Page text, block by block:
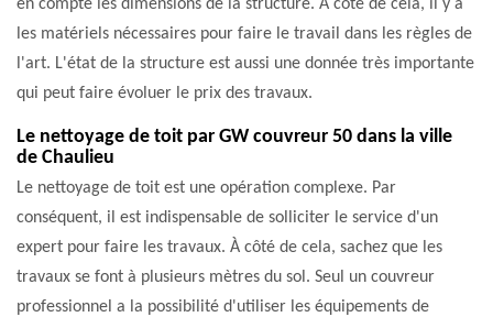
en compte les dimensions de la structure. À côté de cela, il y a
les matériels nécessaires pour faire le travail dans les règles de
l'art. L'état de la structure est aussi une donnée très importante
qui peut faire évoluer le prix des travaux.
Le nettoyage de toit par GW couvreur 50 dans la ville
de Chaulieu
Le nettoyage de toit est une opération complexe. Par
conséquent, il est indispensable de solliciter le service d'un
expert pour faire les travaux. À côté de cela, sachez que les
travaux se font à plusieurs mètres du sol. Seul un couvreur
professionnel a la possibilité d'utiliser les équipements de